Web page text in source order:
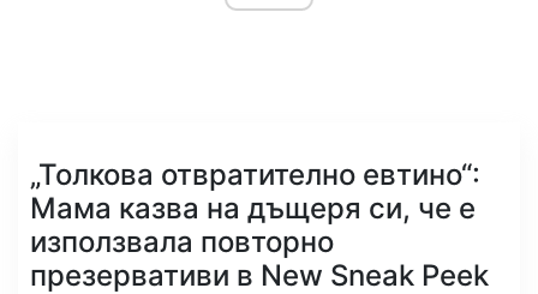
„Толкова отвратително евтино“:
Мама казва на дъщеря си, че е
използвала повторно
презервативи в New Sneak Peek